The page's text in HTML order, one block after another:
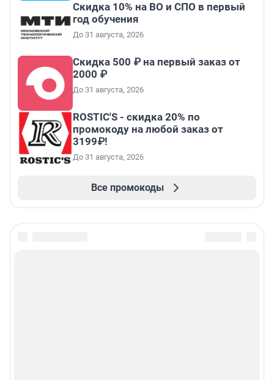
Скидка 10% на ВО и СПО в первый
год обучения
До 31 августа, 2026
Скидка 500 ₽ на первый заказ от
2000 ₽
До 31 августа, 2026
ROSTIC'S - скидка 20% по
промокоду на любой заказ от
3199₽!
До 31 августа, 2026
Все промокоды